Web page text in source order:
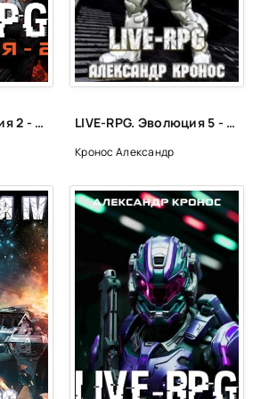
Live-RPG. Эволюция 2 - Александр Кронос LIVE-RPG. Эволюция 5 - Александр Кронос
Кронос Александр